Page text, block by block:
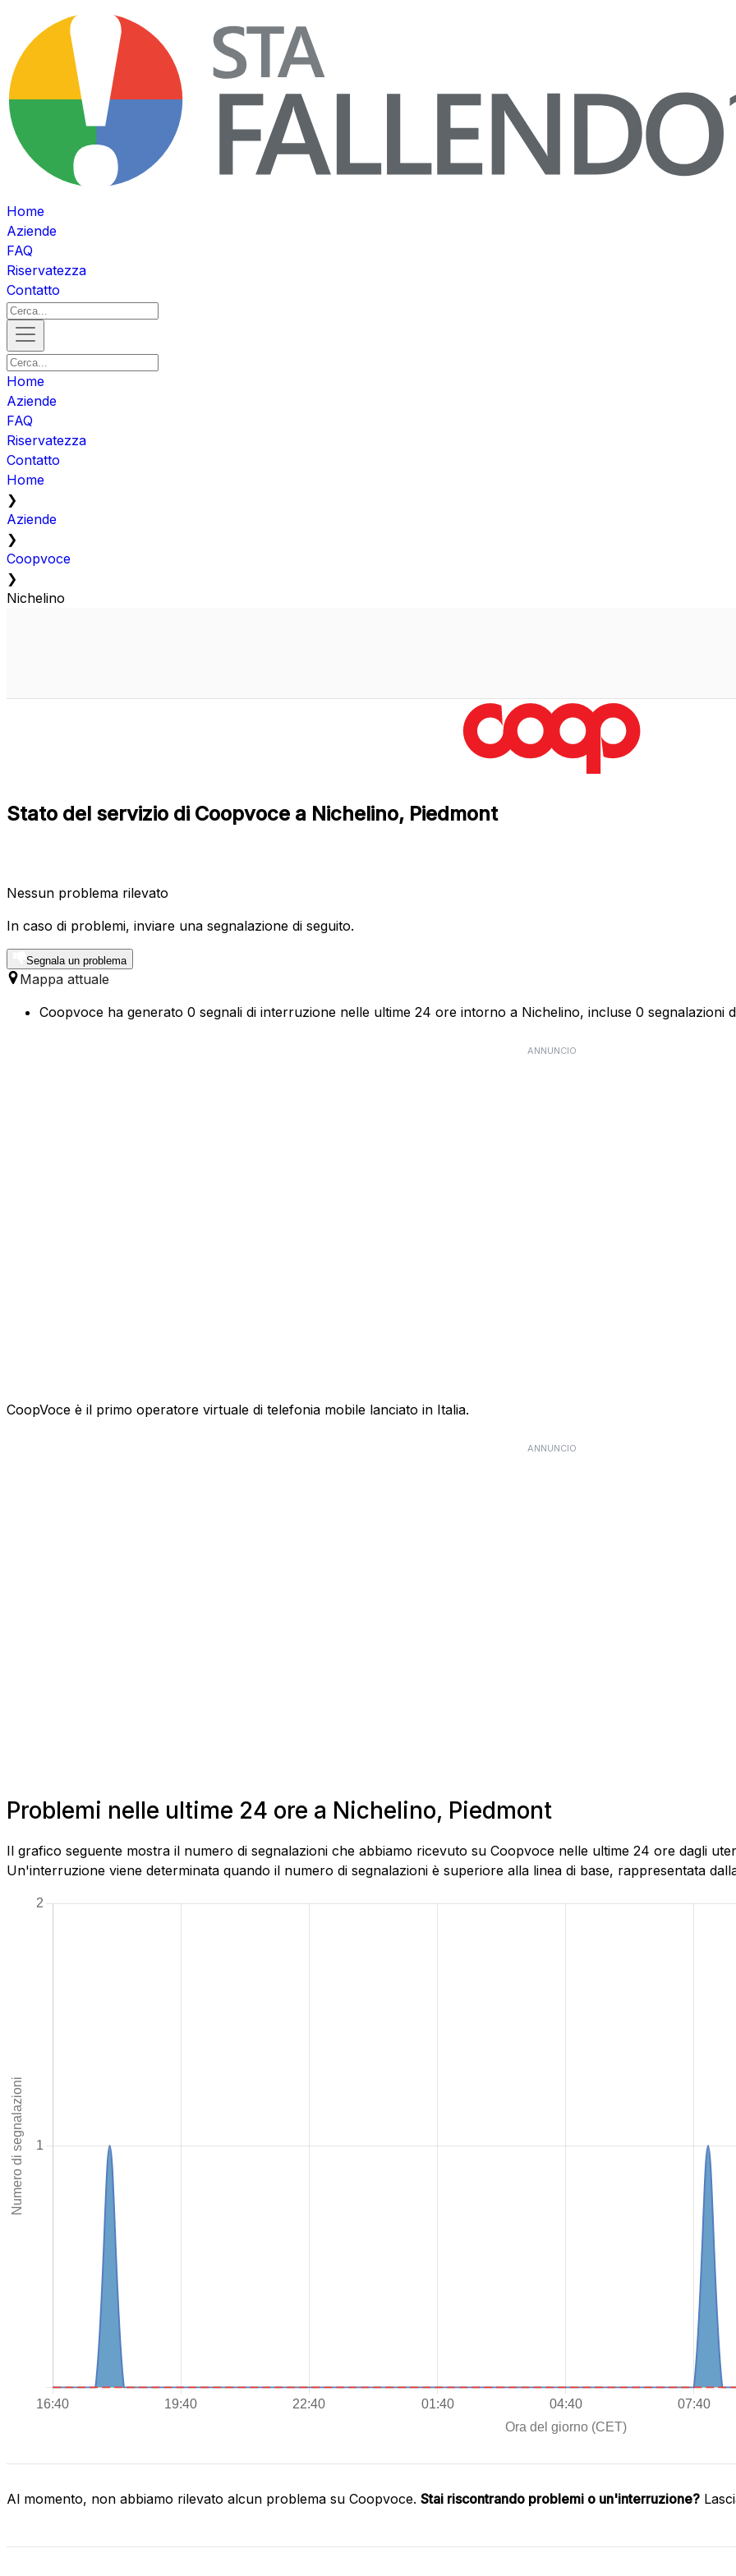
Home
Aziende
FAQ
Riservatezza
Contatto
Home
Aziende
FAQ
Riservatezza
Contatto
Home
❯
Aziende
❯
Coopvoce
❯
Nichelino
Stato del servizio di Coopvoce a Nichelino, Piedmont
Nessun problema rilevato
In caso di problemi, inviare una segnalazione di seguito.
Segnala un problema
Mappa attuale
Coopvoce ha generato 0 segnali di interruzione nelle ultime 24 ore intorno a Nichelino, incluse 0 segnalazioni
ANNUNCIO
CoopVoce è il primo operatore virtuale di telefonia mobile lanciato in Italia.
ANNUNCIO
Problemi nelle ultime 24 ore a Nichelino, Piedmont
Il grafico seguente mostra il numero di segnalazioni che abbiamo ricevuto su Coopvoce nelle ultime 24 ore dagli
Un'interruzione viene determinata quando il numero di segnalazioni è superiore alla linea di base, rappresentata
Al momento, non abbiamo rilevato alcun problema su Coopvoce. Stai riscontrando problemi o un'interruzione?